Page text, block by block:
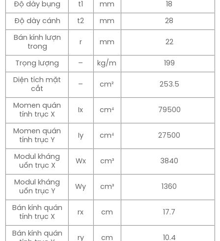
Độ dày bụng t1 mm 18
Độ dày cánh t2 mm 28
Bán kính lượn
trong
r mm 22
Trọng lượng – kg/m 199
Diện tích mặt
cắt
– cm² 253.5
Momen quán
tính trục X
Ix cm⁴ 79500
Momen quán
tính trục Y
Iy cm⁴ 27500
Modul kháng
uốn trục X
Wx cm³ 3840
Modul kháng
uốn trục Y
Wy cm³ 1360
Bán kính quán
tính trục X
rx cm 17.7
Bán kính quán
ry cm 10.4